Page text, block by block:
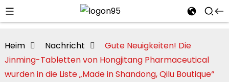
Heim Nachricht
Gute Neuigkeiten! Die
Jinming-Tabletten von Hongjitang Pharmaceutical
wurden in die Liste „Made in Shandong, Qilu Boutique“